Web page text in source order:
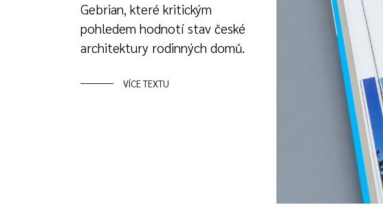
Gebrian, které kritickým
pohledem hodnotí stav české
architektury rodinných domů.
VÍCE TEXTU